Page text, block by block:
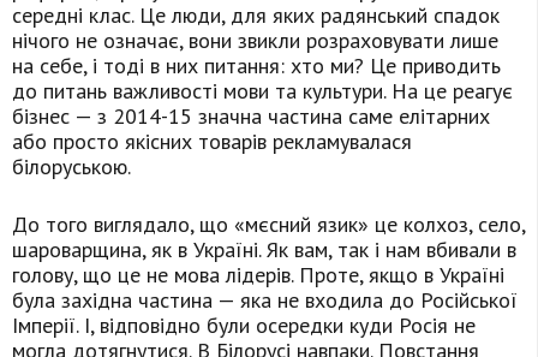
середні клас. Це люди, для яких радянський спадок
нічого не означає, вони звикли розраховувати лише
на себе, і тоді в них питання: хто ми? Це приводить
до питань важливості мови та культури. На це реагує
бізнес — з 2014-15 значна частина саме елітарних
або просто якісних товарів рекламувалася
білоруською.
До того виглядало, що «мєсний язик» це колхоз, село,
шароварщина, як в Україні. Як вам, так і нам вбивали в
голову, що це не мова лідерів. Проте, якщо в Україні
була західна частина — яка не входила до Російської
Імперії. І, відповідно були осередки куди Росія не
могла дотягнутися. В Білорусі навпаки. Повстання